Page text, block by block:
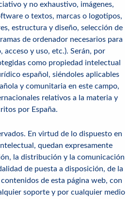
y no exhaustivo, imágenes,
o textos, marcas o logotipos,
estructura y diseño, selección de
de ordenador necesarios para
acceso y uso, etc.). Serán, por
como propiedad intelectual
español, siéndoles aplicables
y comunitaria en este campo,
relativos a la materia y
por España.
En virtud de lo dispuesto en
quedan expresamente
la distribución y la comunicación
de puesta a disposición, de la
de esta página web, con
soporte y por cualquier medio